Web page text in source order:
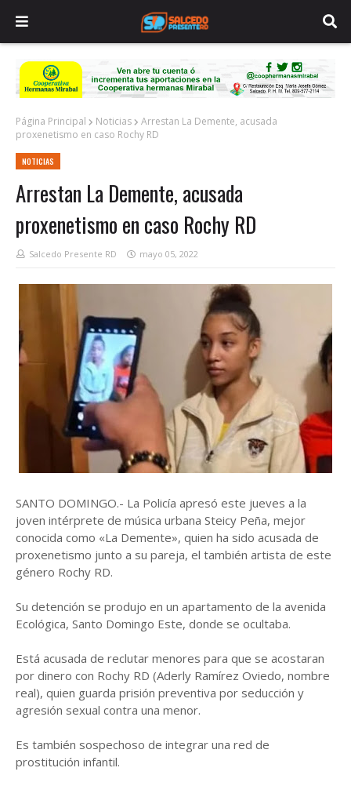
Página Principal Noticias
Arrestan La Demente, acusada
proxenetismo en caso Rochy RD
NOTICIAS
Arrestan La Demente, acusada
proxenetismo en caso Rochy RD
Salcedo Presente RD mayo 05, 2022
SANTO DOMINGO.- La Policía apresó este jueves a la
joven intérprete de música urbana Steicy Peña, mejor
conocida como «La Demente», quien ha sido acusada de
proxenetismo junto a su pareja, el también artista de este
género Rochy RD.
Su detención se produjo en un apartamento de la avenida
Ecológica, Santo Domingo Este, donde se ocultaba.
Está acusada de reclutar menores para que se acostaran
por dinero con Rochy RD (Aderly Ramírez Oviedo, nombre
real), quien guarda prisión preventiva por seducción y
agresión sexual contra una menor.
Es también sospechoso de integrar una red de
prostitución infantil.